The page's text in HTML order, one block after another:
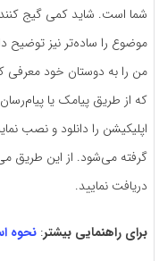
شما است. شاید کمی گیج
موضوع را ساده‌تر نیز توضیح
من را به دوستان خود
که از طریق پیامک یا
اپلیکیشن را دانلود و نصب
گرفته می‌شود. از این طریق
دریافت نمایید.
برای راهنمایی بیشتر: نحوه